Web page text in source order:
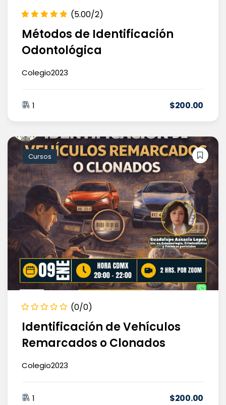
(5.00/2)
Métodos de Identificación
Odontológica
Colegio2023
1 $200.00
Cursos
(0/0)
Identificación de Vehículos
Remarcados o Clonados
Colegio2023
1 $200.00